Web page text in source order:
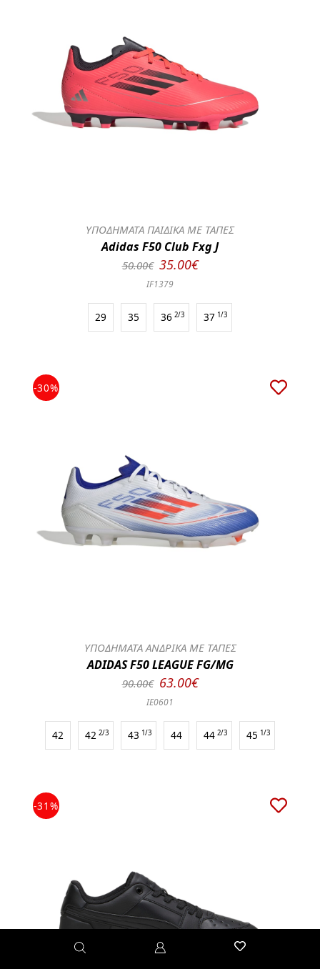
ΥΠΟΔΗΜΑΤΑ ΠΑΙΔΙΚΑ ΜΕ ΤΑΠΕΣ
Adidas F50 Club Fxg J
50.00€ 35.00€
IF1379
29 35 36 2/3 37 1/3
-30%
ΥΠΟΔΗΜΑΤΑ ΑΝΔΡΙΚΑ ΜΕ ΤΑΠΕΣ
ADIDAS F50 LEAGUE FG/MG
90.00€ 63.00€
IE0601
42 42 2/3 43 1/3 44 44 2/3 45 1/3
-31%